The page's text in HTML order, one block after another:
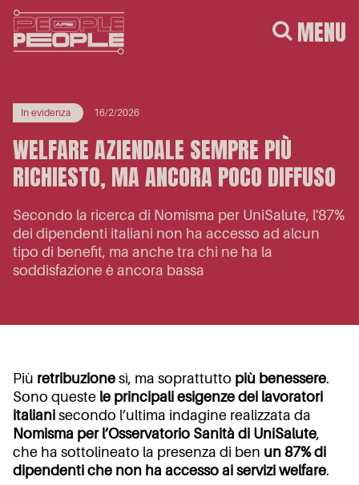
MENU
In evidenza 16/2/2026
WELFARE AZIENDALE SEMPRE PIÙ
RICHIESTO, MA ANCORA POCO DIFFUSO
Secondo la ricerca di Nomisma per UniSalute, l'87%
dei dipendenti italiani non ha accesso ad alcun
tipo di benefit, ma anche tra chi ne ha la
soddisfazione è ancora bassa
Più retribuzione sì, ma soprattutto più benessere.
Sono queste le principali esigenze dei lavoratori
italiani secondo l’ultima indagine realizzata da
Nomisma per l’Osservatorio Sanità di UniSalute,
che ha sottolineato la presenza di ben un 87% di
dipendenti che non ha accesso ai servizi welfare.